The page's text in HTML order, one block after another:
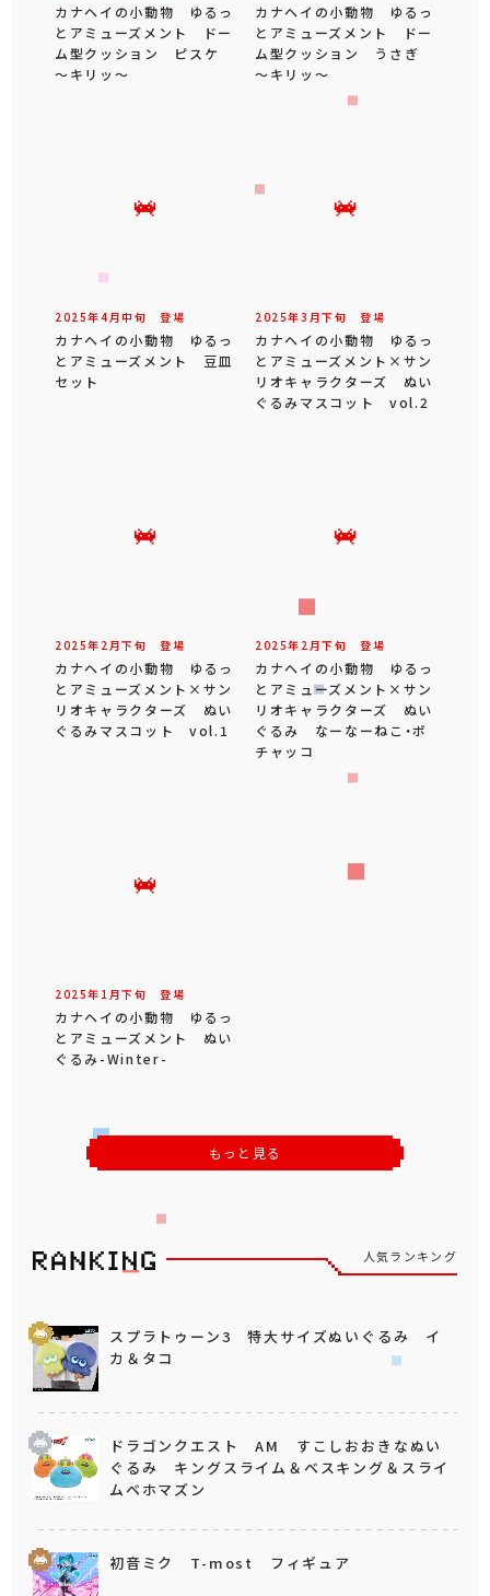
カナヘイの小動物 ゆるっ
とアミューズメント ドー
ム型クッション ピスケ
～キリッ～
カナヘイの小動物 ゆるっ
とアミューズメント ドー
ム型クッション うさぎ
～キリッ～
2025年4 月中旬 登場
カナヘイの小動物 ゆるっ
とアミューズメント 豆皿
セット
2025年3 月下旬 登場
カナヘイの小動物 ゆるっ
とアミューズメント×サン
リオキャラクターズ ぬい
ぐるみマスコット vol.2
2025年 2 月下旬 登場
カナヘイの小動物 ゆるっ
とアミューズメント×サン
リオキャラクターズ ぬい
ぐるみマスコット vol.1
2025年 2 月下旬 登場
カナヘイの小動物 ゆるっ
とアミューズメント×サン
リオキャラクターズ ぬい
ぐるみ なーなーねこ・ポ
チャッコ
2025年 1 月下旬 登場
カナヘイの小動物 ゆるっ
とアミューズメント ぬい
ぐるみ-Winter-
もっと見る
人気ランキング
スプラトゥーン3 特大サイズぬいぐるみ イ
カ＆タコ
ドラゴンクエスト AM すこしおおきなぬい
ぐるみ キングスライム＆ベスキング＆スライ
ムベホマズン
初音ミク T-most フィギュア